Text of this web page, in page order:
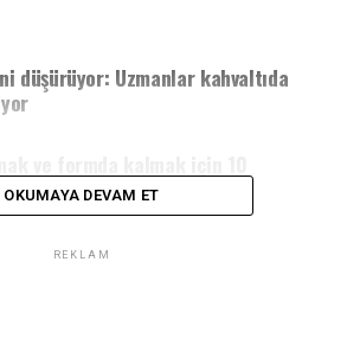
düşürüyor: Uzmanlar kahvaltıda
OKUMAYA DEVAM ET
REKLAM